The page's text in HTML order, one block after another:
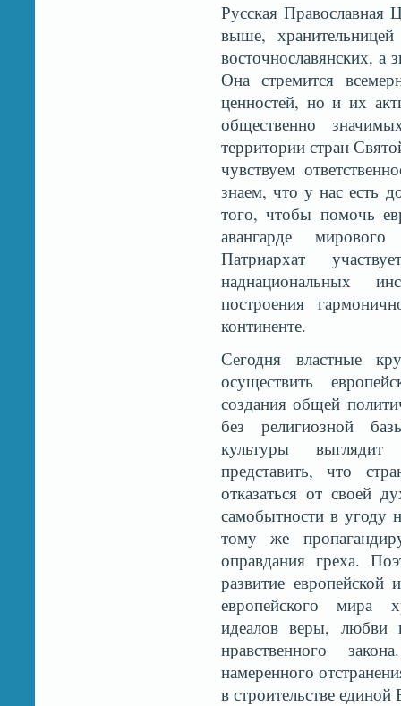
Русская Православная
выше,
восточнославянских, а
Она стремится
ценностей, но и их
общественно
территории стран
чувствуем
знаем, что у нас есть
того, чтобы помочь
авангарде
Патриархат
наднациональных
построения
континенте.
Сегодня властные
осуществить
создания общей
без религиозной
культуры
представить, что
отказаться от своей
самобытности в угоду
тому же
оправдания греха.
развитие
европейского мира
идеалов веры, любви
нравственного
намеренного
в строительстве